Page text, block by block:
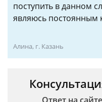
поступить в данном
являюсь постоянным
Алина, г. Казань